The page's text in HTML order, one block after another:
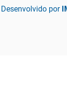
Desenvolvido por